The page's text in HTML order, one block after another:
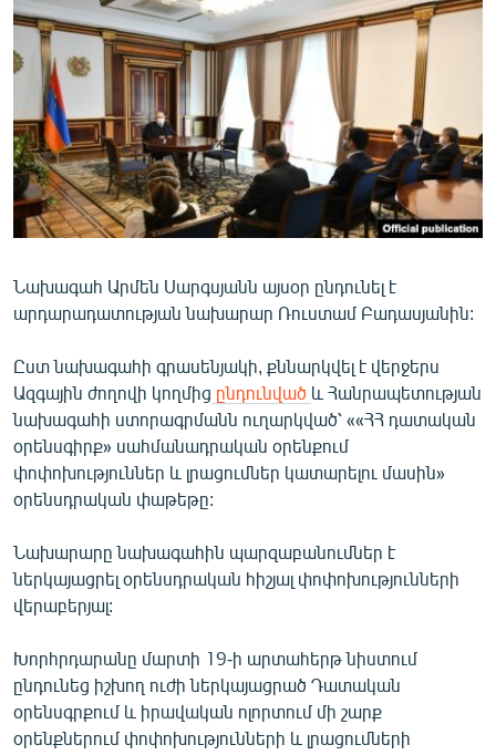
ՏԱՐԱԾԱՇՐՋԱՆ
ՄԻՋԱԶԳԱՅԻՆ
ՄՇԱԿՈՒՅԹ
ՍՊՈՐՏ
ՄԵԿՆԱԲԱՆՈՒԹՅՈՒՆ
ՏՏ ԵՒ ԻՆՏԵՐՆԵՏ
ԱՐԽԻՎ
ԲԱՆԱՎԵՃ
ՁԳՏԵԼՈՎ ԼԱՎԱԳՈՒՅՆԻՆ
ՓՈԴՔԱՍԹ
Հայերեն
English
Русский
ՀԵՏԵՎԵՔ ՄԵԶ
Նախագահ Արմեն Սարգսյանն այսօր ընդունել է
արդարադատության նախարար Ռուստամ Բադասյանին:
Ըստ նախագահի գրասենյակի, քննարկվել է վերջերս
Ազգային ժողովի կողմից ընդունված և Հանրապետության
նախագահի ստորագրմանն ուղարկված՝ ««ՀՀ դատական
օրենսգիրք» սահմանադրական օրենքում
փոփոխություններ և լրացումներ կատարելու մասին»
օրենսդրական փաթեթը:
Նախարարը նախագահին պարզաբանումներ է
ներկայացրել օրենսդրական հիշյալ փոփոխությունների
վերաբերյալ:
Խորհրդարանը մարտի 19-ի արտահերթ նիստում
ընդունեց իշխող ուժի ներկայացրած Դատական
օրենսգրքում և իրավական ոլորտում մի շարք
օրենքներում փոփոխությունների և լրացումների